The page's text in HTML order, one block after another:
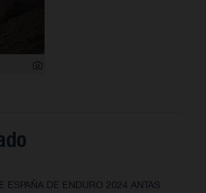
ESPAÑA DE ENDURO 2024 ANTAS